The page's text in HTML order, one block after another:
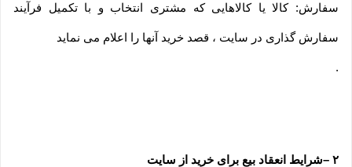
سفارش: کالا یا کالاهایی که مشتری انتخاب و با تکمیل فرآیند
سفارش گذاری در سایت ، قصد خرید آنها را اعلام می نماید
.
۲ –شرایط انعقاد بیع برای خرید از سایت